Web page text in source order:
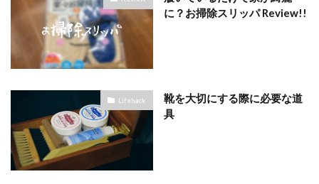
に？お掃除スリッパ Review!!
Lifehack
靴を大切にする際に必要な道
具